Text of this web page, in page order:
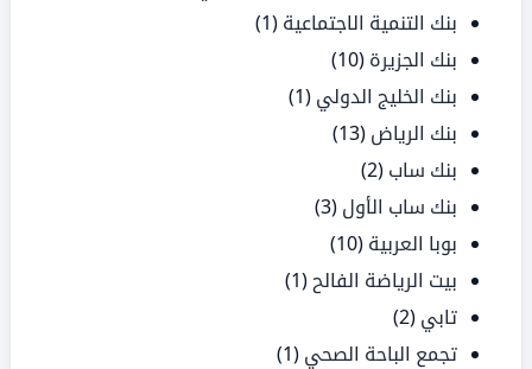
بنك التنمية الاجتماعية (1)
بنك الجزيرة (10)
بنك الخليج الدولي (1)
بنك الرياض (13)
بنك ساب (2)
بنك ساب الأول (3)
بوبا العربية (10)
بيت الرياضة الفالح (1)
تابي (2)
تجمع الباحة الصحي (1)